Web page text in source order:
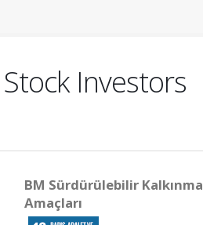
Investors
BM Sürdürülebilir Kalkınma
Amaçları